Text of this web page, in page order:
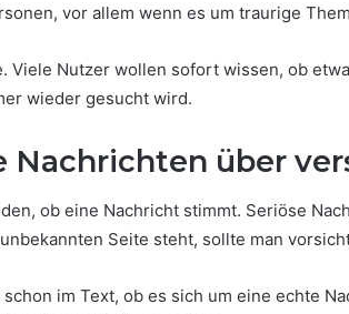
vor allem wenn es um traurige
Viele Nutzer wollen sofort wissen, ob
wieder gesucht wird.
über
ob eine Nachricht stimmt. Seriöse
Seite steht, sollte man
im Text, ob es sich um eine echte